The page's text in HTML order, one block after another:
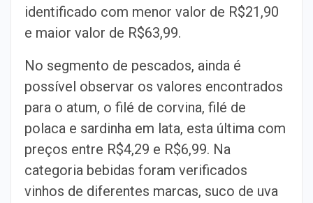
identificado com menor valor de R$21,90
e maior valor de R$63,99.
No segmento de pescados, ainda é
possível observar os valores encontrados
para o atum, o filé de corvina, filé de
polaca e sardinha em lata, esta última com
preços entre R$4,29 e R$6,99. Na
categoria bebidas foram verificados
vinhos de diferentes marcas, suco de uva